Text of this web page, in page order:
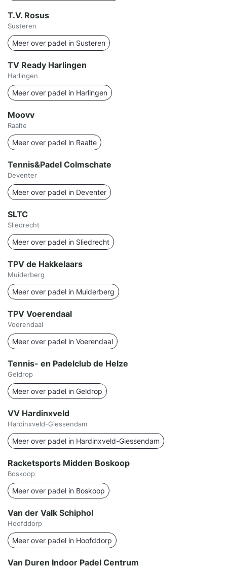
T.V. Rosus
Susteren
Meer over padel in Susteren
TV Ready Harlingen
Harlingen
Meer over padel in Harlingen
Moovv
Raalte
Meer over padel in Raalte
Tennis&Padel Colmschate
Deventer
Meer over padel in Deventer
SLTC
Sliedrecht
Meer over padel in Sliedrecht
TPV de Hakkelaars
Muiderberg
Meer over padel in Muiderberg
TPV Voerendaal
Voerendaal
Meer over padel in Voerendaal
Tennis- en Padelclub de Helze
Geldrop
Meer over padel in Geldrop
VV Hardinxveld
Hardinxveld-Giessendam
Meer over padel in Hardinxveld-Giessendam
Racketsports Midden Boskoop
Boskoop
Meer over padel in Boskoop
Van der Valk Schiphol
Hoofddorp
Meer over padel in Hoofddorp
Van Duren Indoor Padel Centrum